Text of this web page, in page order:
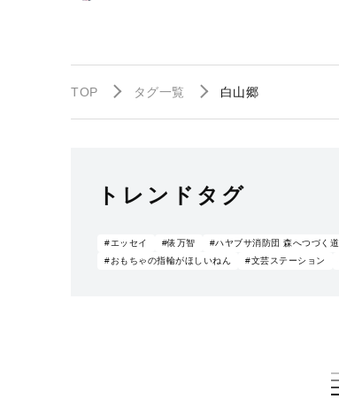
TOP タグ一覧 白山郷
トレンドタグ
#エッセイ #俵万智 #ハヤブサ消防団 森へつづく道
#おもちゃの指輪がほしいねん
#文芸ステーション